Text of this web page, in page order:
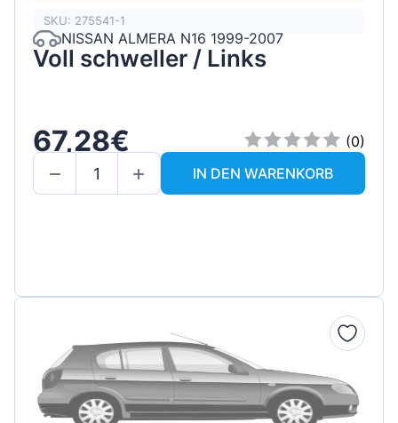
SKU: 275541-1
NISSAN ALMERA N16 1999-2007
Voll schweller / Links
67,28€
(0)
IN DEN WARENKORB